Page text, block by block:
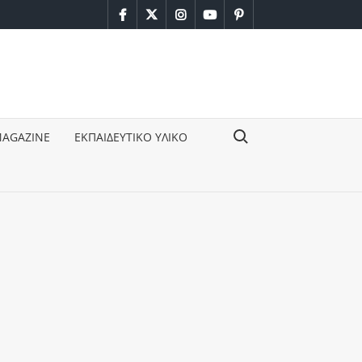
facebook
twitterinstagram
youtubepinterest
ΕΚΠΑΙΔΕΥΤΙΚΟ ΥΛΙΚΟ Search for: